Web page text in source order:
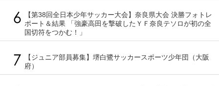
【第38回全日本少年サッカー大会】奈良県大会 決勝フォトレ
ポート＆結果 「強豪高田を撃破したＹＦ奈良テソロが初の全
国切符をつかむ！」
【ジュニア部員募集】堺白鷺サッカースポーツ少年団（大阪
府）